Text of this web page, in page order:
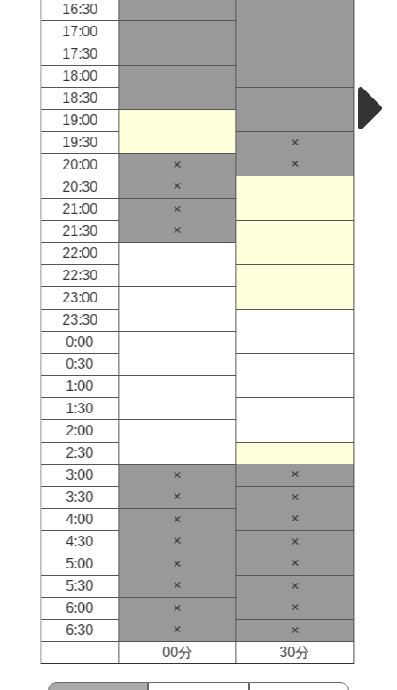
16:30
17:00
17:30
18:00
18:30
19:00
19:30
×
20:00
×
×
20:30
×
21:00
×
21:30
×
22:00
22:30
23:00
23:30
0:00
0:30
1:00
1:30
2:00
2:30
3:00
×
×
3:30
×
×
4:00
×
×
4:30
×
×
5:00
×
×
5:30
×
×
6:00
×
×
6:30
×
×
00分
30分